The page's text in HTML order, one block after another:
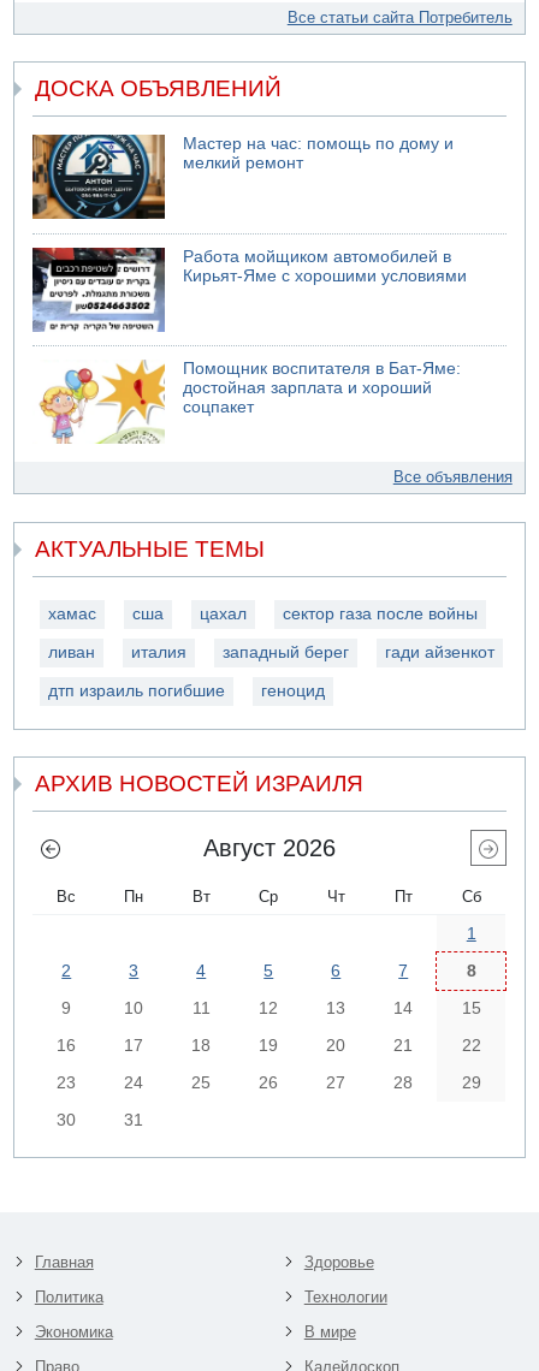
Все статьи сайта Потребитель
ДОСКА ОБЪЯВЛЕНИЙ
Мастер на час: помощь по дому и
мелкий ремонт
Работа мойщиком автомобилей в
Кирьят-Яме с хорошими условиями
Помощник воспитателя в Бат-Яме:
достойная зарплата и хороший
соцпакет
Все объявления
АКТУАЛЬНЫЕ ТЕМЫ
хамас сша цахал сектор газа после войны
ливан италия западный берег гади айзенкот
дтп израиль погибшие геноцид
АРХИВ НОВОСТЕЙ ИЗРАИЛЯ
Август 2026
Вс Пн Вт Ср Чт Пт Сб
1
2
3 4 5 6 7
8
9
10 11 12 13 14
15
16
17 18 19 20 21
22
23
24 25 26 27 28
29
30
31
Главная
Политика
Экономика
Право
Здоровье
Технологии
В мире
Калейдоскоп